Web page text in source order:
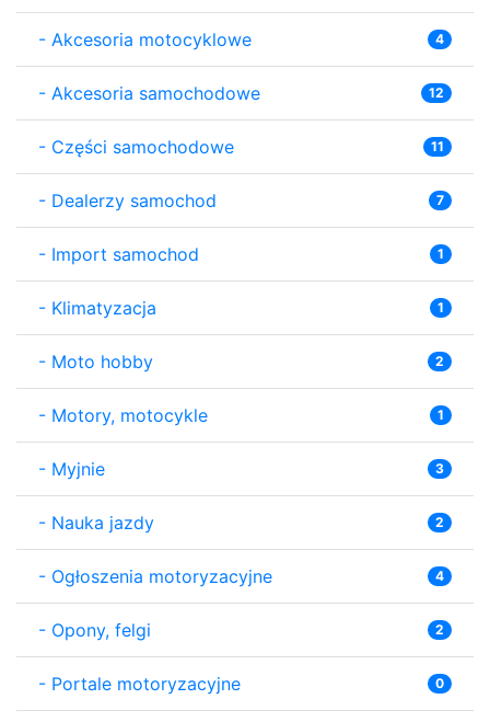
- Akcesoria motocyklowe 4
- Akcesoria samochodowe 12
- Części samochodowe 11
- Dealerzy samochod 7
- Import samochod 1
- Klimatyzacja 1
- Moto hobby 2
- Motory, motocykle 1
- Myjnie 3
- Nauka jazdy 2
- Ogłoszenia motoryzacyjne 4
- Opony, felgi 2
- Portale motoryzacyjne 0